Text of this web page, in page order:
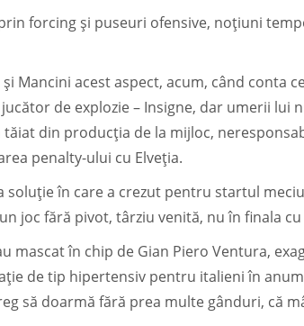
forcing și puseuri ofensive, noțiuni
Mancini acest aspect, acum, când conta
de explozie – Insigne, dar umerii lui
din producția de la mijloc,
penalty-ului cu Elveția.
soluție în care a crezut pentru startul
joc fără pivot, târziu venită, nu în finala
mascat în chip de Gian Piero Ventura,
de tip hipertensiv pentru italieni în
să doarmă fără prea multe gânduri, că